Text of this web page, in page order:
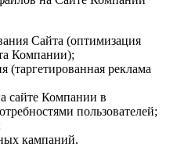
Сайта (оптимизация
Компании);
(таргетированная реклама
сайте Компании в
пользователей;
кампаний.